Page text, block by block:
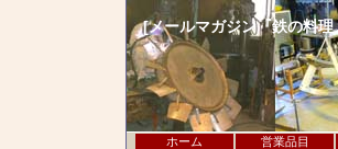
[メールマガジン『鉄の料
ホーム 営業品目